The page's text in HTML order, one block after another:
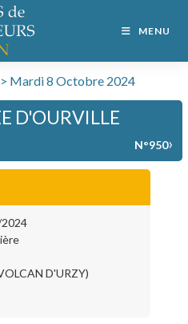
MENU
Mardi 8 Octobre 2024
D'OURVILLE
N°950›
2024
D'URZY)